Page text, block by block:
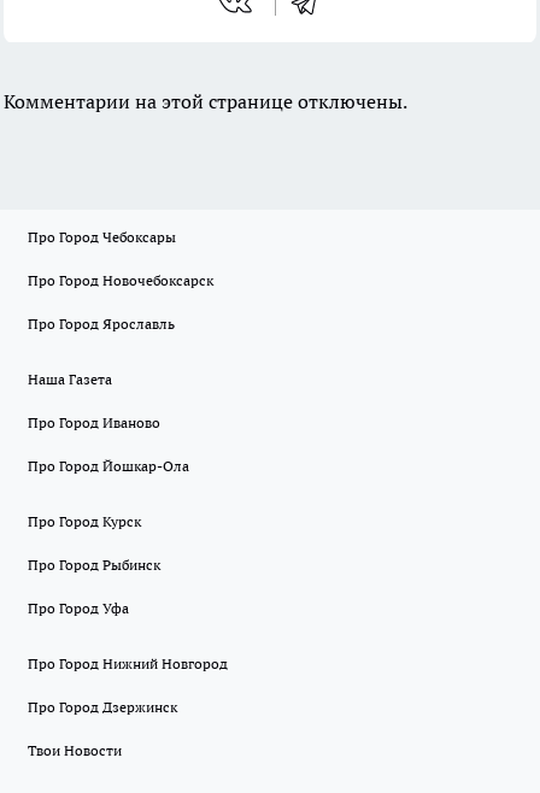
Комментарии на этой странице отключены.
Про Город Чебоксары
Про Город Новочебоксарск
Про Город Ярославль
Наша Газета
Про Город Иваново
Про Город Йошкар-Ола
Про Город Курск
Про Город Рыбинск
Про Город Уфа
Про Город Нижний Новгород
Про Город Дзержинск
Твои Новости